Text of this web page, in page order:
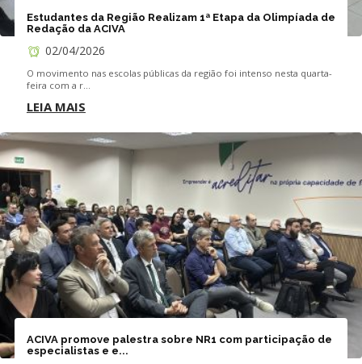
Estudantes da Região Realizam 1ª Etapa da Olimpíada de
Redação da ACIVA
02/04/2026
O movimento nas escolas públicas da região foi intenso nesta quarta-
feira com a r...
LEIA MAIS
ACIVA promove palestra sobre NR1 com participação de
especialistas e e...